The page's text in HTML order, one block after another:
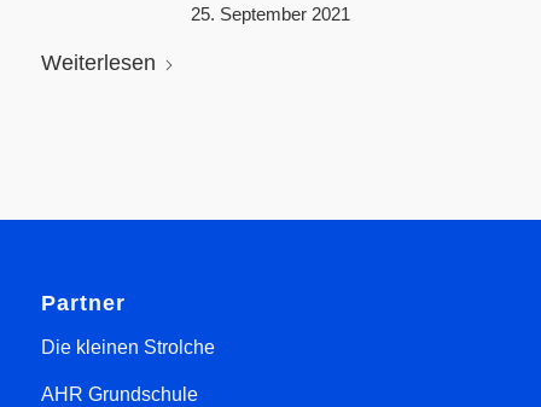
25. September 2021
Weiterlesen
Partner
Die kleinen Strolche
AHR Grundschule